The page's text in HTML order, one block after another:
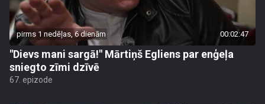
pirms 1 nedēļas, 6 dienām 00:02:47
"Dievs mani sargā!" Mārtiņš Egliens par enģeļa
sniegto zīmi dzīvē
67. epizode